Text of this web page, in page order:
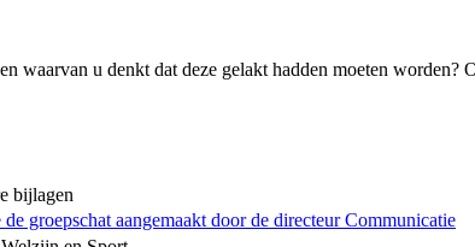
waarvan u denkt dat deze gelakt hadden moeten worden?
bijlagen
groepschat aangemaakt door de directeur Communicatie